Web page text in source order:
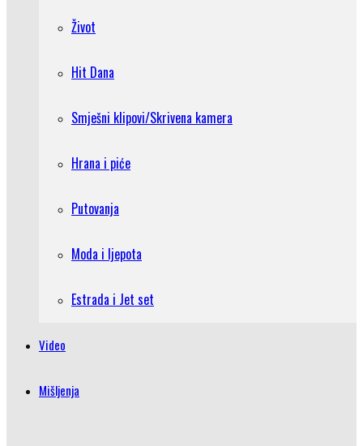
Život
Hit Dana
Smješni klipovi/Skrivena kamera
Hrana i piće
Putovanja
Moda i ljepota
Estrada i Jet set
Video
Mišljenja